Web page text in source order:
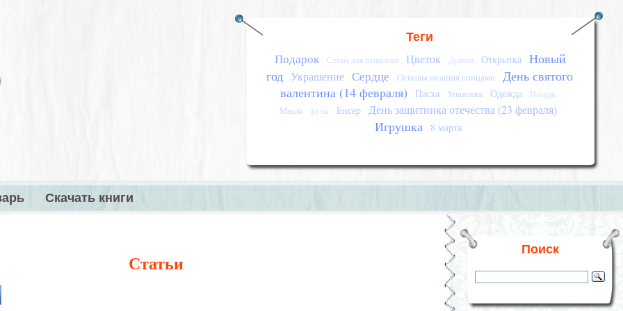
Теги
Подарок Схема для вышивки Цветок Дракон Открытка Новый
год Украшение Сердце Основы вязания спицами
День святого
валентина (14 февраля)
Пасха Упаковка Одежда Посуда
Мыло Бусы Бисер День защитника отечества (23 февраля)
Игрушка 8 марта
Скачать книги
Статьи
Поиск